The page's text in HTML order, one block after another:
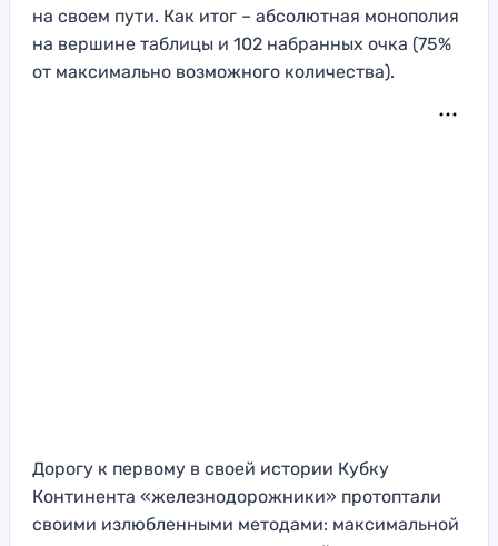
на своем пути. Как итог – абсолютная монополия
на вершине таблицы и 102 набранных очка (75%
от максимально возможного количества).
Дорогу к первому в своей истории Кубку
Континента «железнодорожники» протоптали
своими излюбленными методами: максимальной